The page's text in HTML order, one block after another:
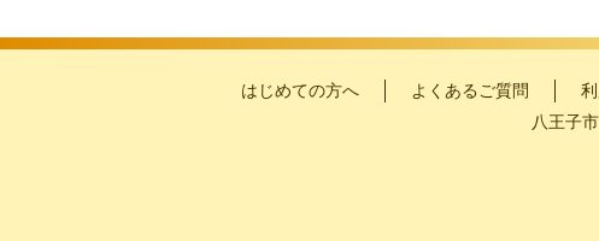
はじめての方へ よくあるご質問
八王子